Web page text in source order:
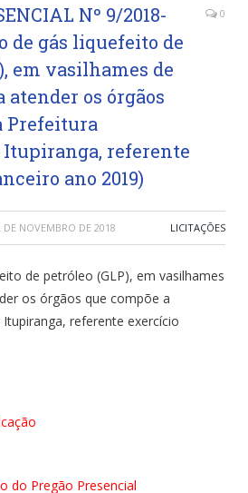
Nº 9/2018-
de gás liquefeito de
em vasilhames de
atender os órgãos
Prefeitura
referente
ano 2019)
0
DE NOVEMBRO DE 2018 LICITAÇÕES
de petróleo (GLP), em vasilhames
os órgãos que compõe a
referente exercício
do Pregão Presencial